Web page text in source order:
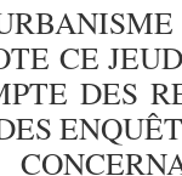
CE
DES